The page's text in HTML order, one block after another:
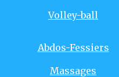
Volley-ball
Abdos-Fessiers
Massages